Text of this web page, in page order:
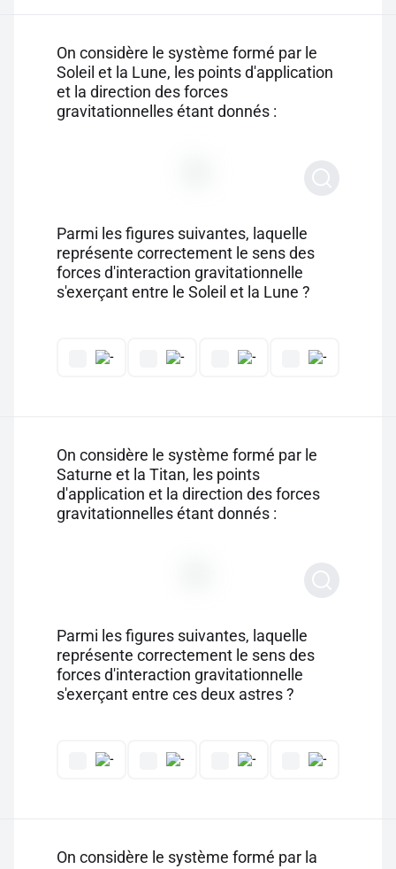
On considère le système formé par le
Soleil et la Lune, les points d'application
et la direction des forces
gravitationnelles étant donnés :
Parmi les figures suivantes, laquelle
représente correctement le sens des
forces d'interaction gravitationnelle
s'exerçant entre le Soleil et la Lune ?
On considère le système formé par le
Saturne et la Titan, les points
d'application et la direction des forces
gravitationnelles étant donnés :
Parmi les figures suivantes, laquelle
représente correctement le sens des
forces d'interaction gravitationnelle
s'exerçant entre ces deux astres ?
On considère le système formé par la